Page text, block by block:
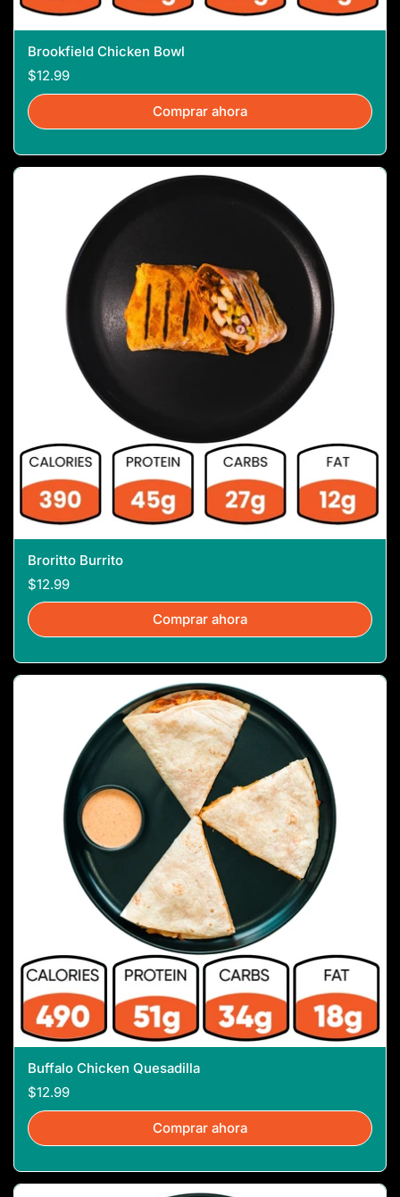
Brookfield Chicken Bowl
$12.99
Comprar ahora
Broritto Burrito
$12.99
Comprar ahora
Buffalo Chicken Quesadilla
$12.99
Comprar ahora